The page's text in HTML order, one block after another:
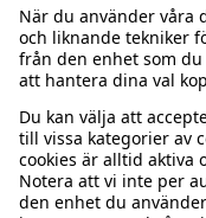
Behöver du hjälp?
Kundservice
Vanliga frågor
Beställning & retur
Kappahl Club
Logga in
Kappahl Club
Om oss
Om Kappahl Group
Villkor & policy